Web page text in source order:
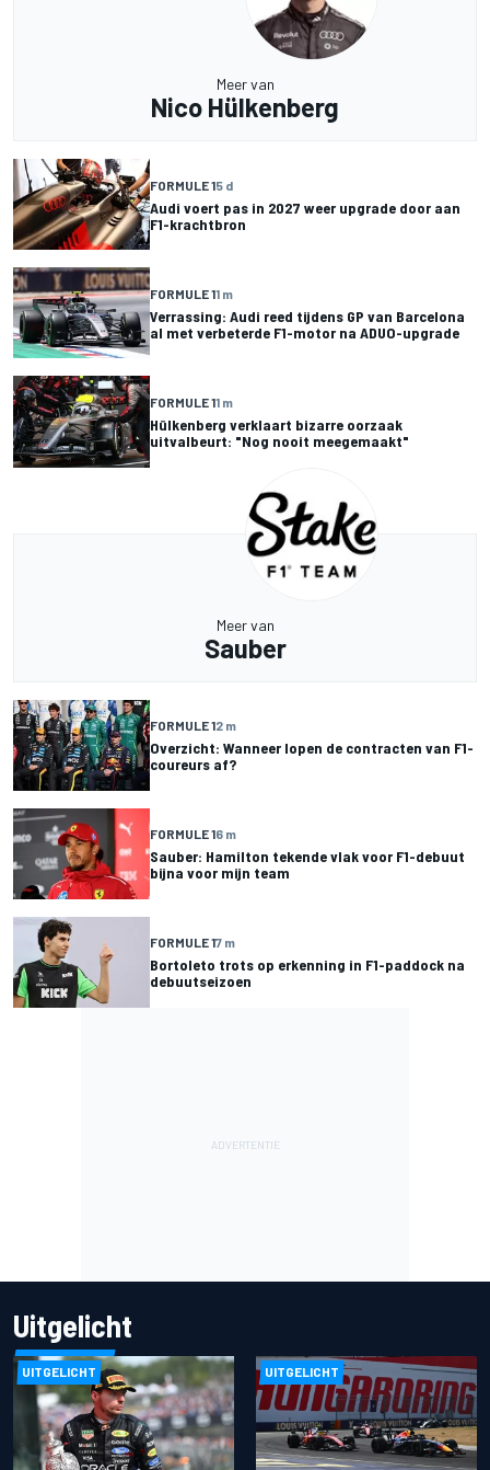
Meer van
Nico Hülkenberg
FORMULE 15 d
Audi voert pas in 2027 weer upgrade door aan
F1-krachtbron
FORMULE 11 m
Verrassing: Audi reed tijdens GP van Barcelona
al met verbeterde F1-motor na ADUO-upgrade
FORMULE 11 m
Hülkenberg verklaart bizarre oorzaak
uitvalbeurt: "Nog nooit meegemaakt"
Meer van
Sauber
FORMULE 12 m
Overzicht: Wanneer lopen de contracten van F1-
coureurs af?
FORMULE 16 m
Sauber: Hamilton tekende vlak voor F1-debuut
bijna voor mijn team
FORMULE 17 m
Bortoleto trots op erkenning in F1-paddock na
debuutseizoen
Uitgelicht
UITGELICHT UITGELICHT